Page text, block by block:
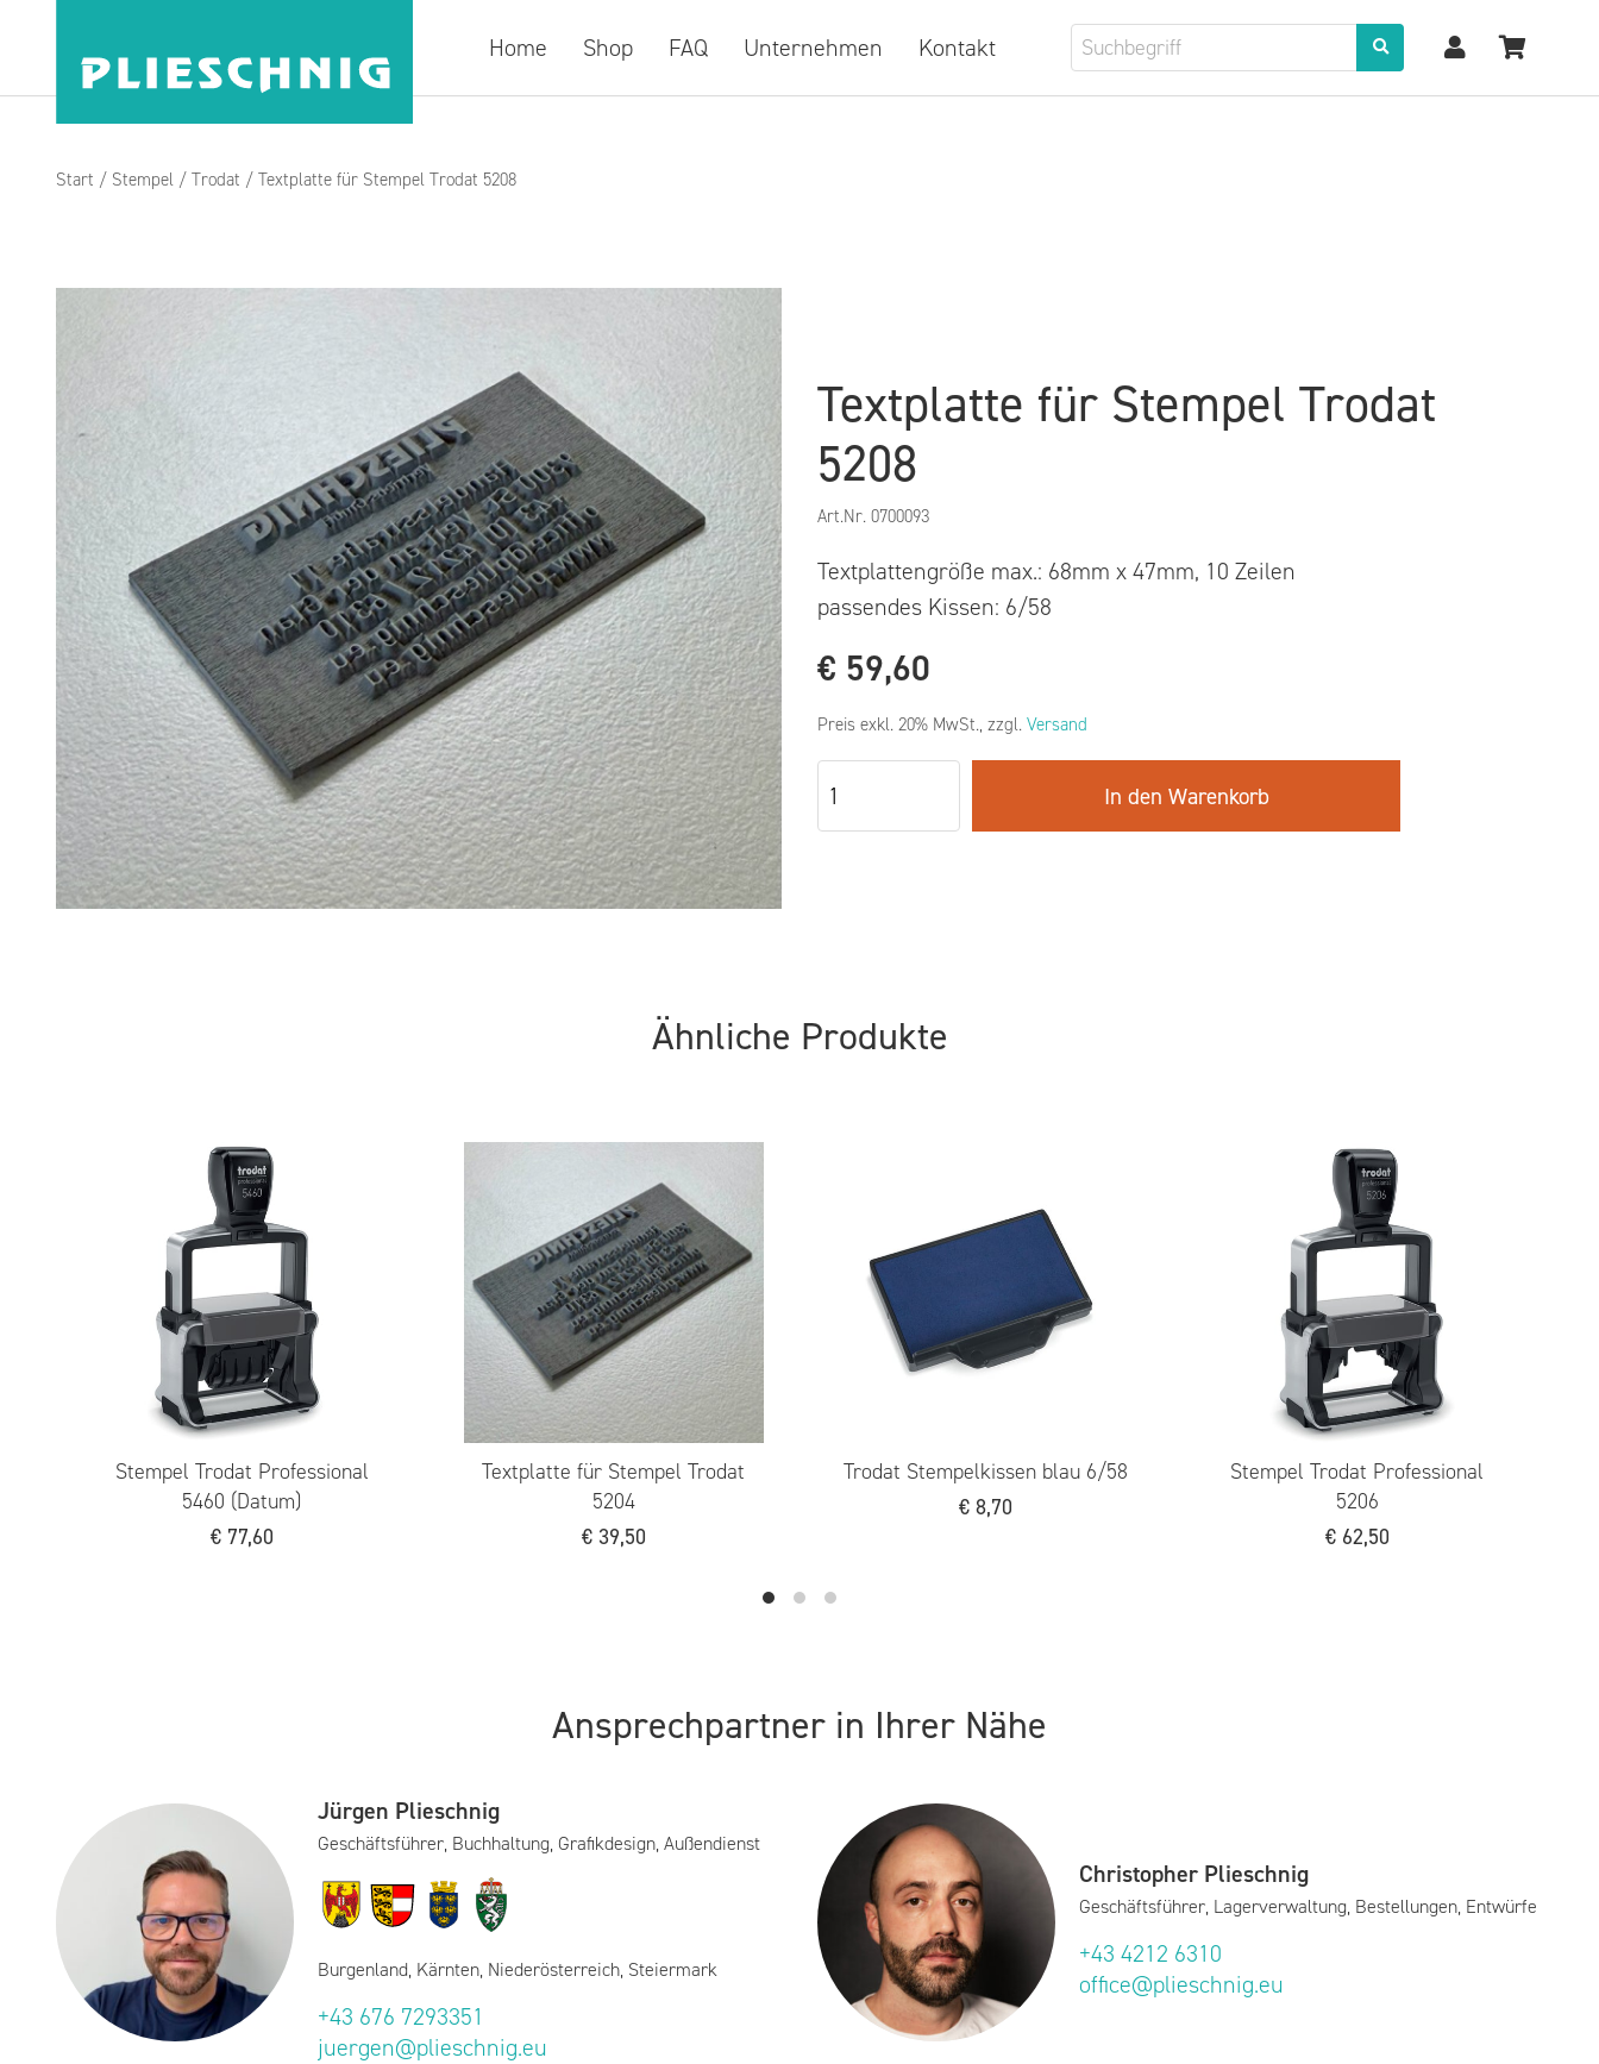
Home Shop FAQ Unternehmen Kontakt
Start / Stempel / Trodat / Textplatte für Stempel Trodat 5208
Textplatte für Stempel Trodat
5208
Art.Nr. 0700093
Textplattengröße max.: 68mm x 47mm, 10 Zeilen
passendes Kissen: 6/58
€ 59,60
Preis exkl. 20% MwSt., zzgl. Versand
In den Warenkorb
Ähnliche Produkte
Trodat Stempelkissen schwarz
6/50
€5,90
Stempel Trodat Professional
5440 (Datum)
€67,30
Stempel Trodat Printy 4912
€30,90
Trodat Stempelkissen blau 6/53
€
Ansprechpartner in Ihrer Nähe
Jürgen Plieschnig
Geschäftsführer, Buchhaltung, Grafikdesign, Außendienst
Burgenland, Kärnten, Niederösterreich, Steiermark
+43 676 7293351
juergen@plieschnig.eu
Christopher Plieschnig
Geschäftsführer, Lagerverwaltung, Bestellungen, Entwürfe
+43 4212 6310
office@plieschnig.eu